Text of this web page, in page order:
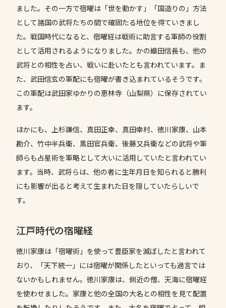
ました。その一方で宿曜は「世を動かす」「国造りの」方法
として諸国の武将たちの間で確固たる地位を得ていきまし
た。戦国時代になると、宿曜経は戦術に助言する軍師の役割
として活用されるようになりました。かの織田信長も、他の
武将との相性を占い、戦いに赴いたとも言われています。ま
た、武田信玄の軍配にも宿曜が書き込まれているそうです。
この軍配は武田家ゆかりの恵林寺（山梨県）に保存されてい
ます。
ほかにも、上杉謙信、真田正幸、真田幸村、徳川家康、山本
勘介、竹中半兵衛、黒田官兵衛、後藤又兵衛などの武将や軍
師らも占星術を軍略として大いに活用していたと言われてい
ます。当時、武将らは、他の者に生年月日を知られると勝利
にも影響が出ると考えて生まれた日を隠していたらしいで
す。
江戸時代の宿曜経
徳川家康は「宿曜術」を使って豊臣家を滅ぼしたと言われて
おり、「天下統一」には宿曜が関係したといっても過言では
ないかもしれません。徳川家康は、側近の僧、天海に宿曜経
を使わせました。家康と他の全国の大名との相性を見て配置